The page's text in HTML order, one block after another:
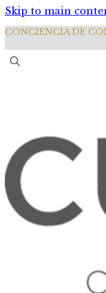
Skip to main
CONCIENCIA DE